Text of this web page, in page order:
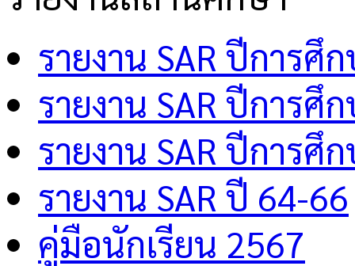
รายงาน SAR ปีการศึ
รายงาน SAR ปีการศึ
รายงาน SAR ปีการศึ
รายงาน SAR ปี 64-66
คู่มือนักเรียน 2567